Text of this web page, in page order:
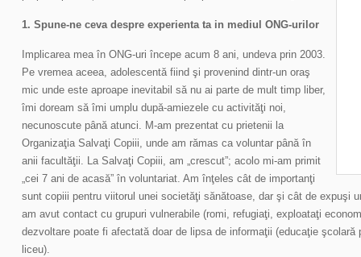
1. Spune-ne ceva despre experienta ta in mediul ONG-urilor
Implicarea mea în ONG-uri începe acum 8 ani, undeva prin 2003.
Pe vremea aceea, adolescentă fiind şi provenind dintr-un oraş
mic unde este aproape inevitabil să nu ai parte de mult timp liber,
îmi doream să îmi umplu după-amiezele cu activităţi noi,
necunoscute până atunci. M-am prezentat cu prietenii la
Organizaţia Salvaţi Copiii, unde am rămas ca voluntar până în
anii facultăţii. La Salvaţi Copiii, am „crescut”; acolo mi-am primit
„cei 7 ani de acasă” în voluntariat. Am înţeles cât de importanţi
sunt copiii pentru viitorul unei societăţi sănătoase, dar şi cât de expuşi
am avut contact cu grupuri vulnerabile (romi, refugiaţi, exploataţi
dezvoltare poate fi afectată doar de lipsa de informaţii (educaţie şcolară
liceu).